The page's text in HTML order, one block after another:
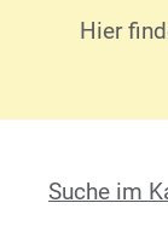
Hier
Suche im